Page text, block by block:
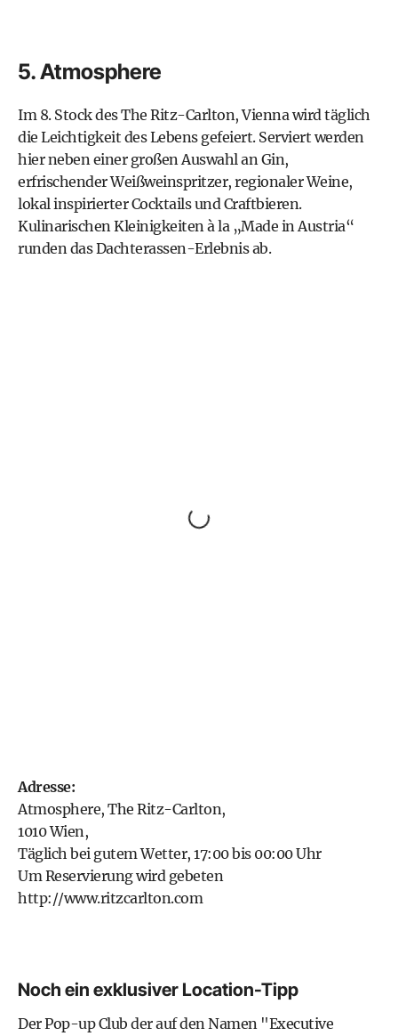
5. Atmosphere
Im 8. Stock des The Ritz-Carlton, Vienna wird täglich
die Leichtigkeit des Lebens gefeiert. Serviert werden
hier neben einer großen Auswahl an Gin,
erfrischender Weißweinspritzer, regionaler Weine,
lokal inspirierter Cocktails und Craftbieren.
Kulinarischen Kleinigkeiten à la „Made in Austria“
runden das Dachterassen-Erlebnis ab.
Adresse:
Atmosphere, The Ritz-Carlton,
1010 Wien,
Täglich bei gutem Wetter, 17:00 bis 00:00 Uhr
Um Reservierung wird gebeten
http://www.ritzcarlton.com
Noch ein exklusiver Location-Tipp
Der Pop-up Club der auf den Namen "Executive